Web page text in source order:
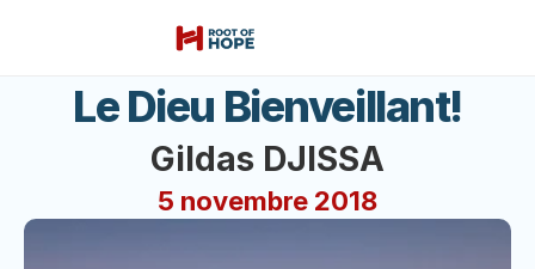
Le Dieu Bienveillant!
Gildas DJISSA
5 novembre 2018